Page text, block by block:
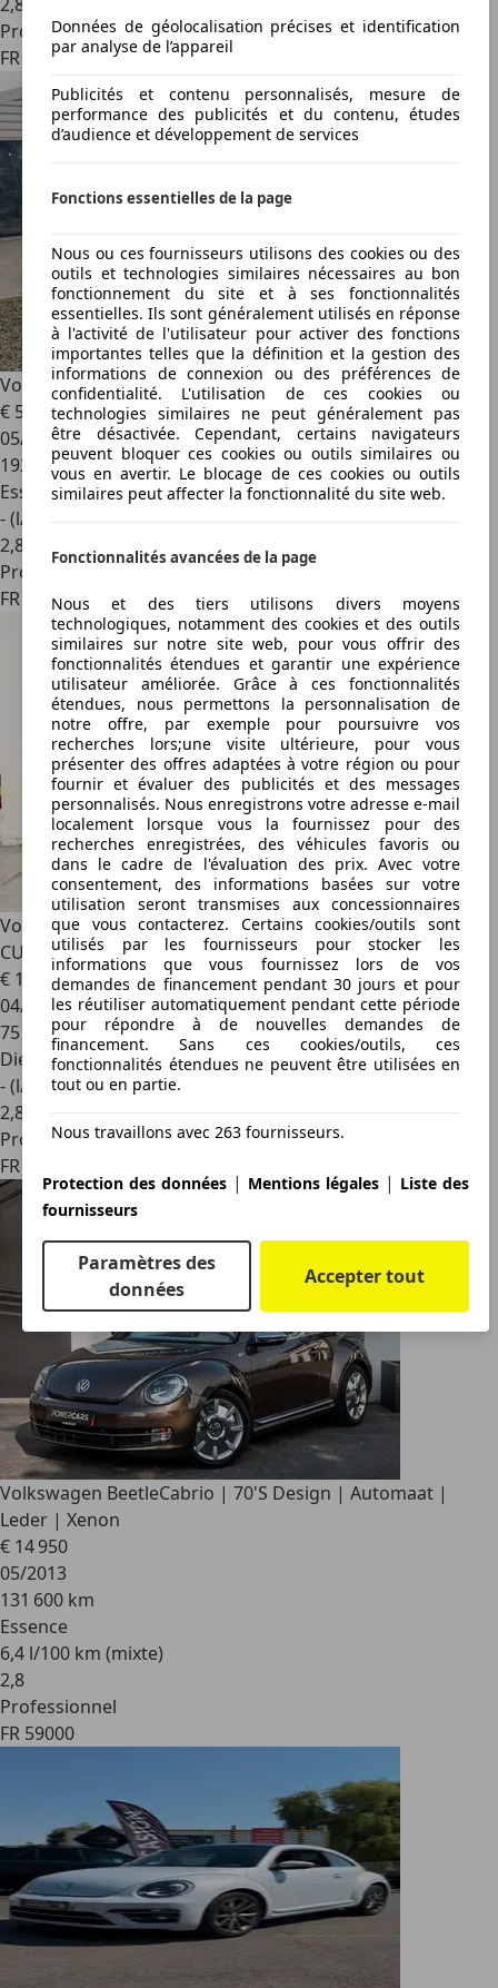
Professionnel
FR 59000
Volkswagen Beetle1.2L TSI 105 CV * REPRISE POSSIBLE *
€ 5 990
05/2013
192 900 km
Essence
- (l/100 km)
2,8
Professionnel
FR 59600
Volkswagen Beetle2.0 TDI 150 cv VINTAGE CABRIOLET /
CUIR / SIÉGE CHAUFFANT
€ 19 990
04/2015
75 000 km
Diesel
- (l/100 km)
2,8
Professionnel
FR 59650
Volkswagen BeetleCabrio | 70'S Design | Automaat |
Leder | Xenon
€ 14 950
05/2013
131 600 km
Essence
6,4 l/100 km (mixte)
2,8
Professionnel
FR 59000
Données de géolocalisation précises et identification
par analyse de l’appareil
Publicités et contenu personnalisés, mesure de
performance des publicités et du contenu, études
d’audience et développement de services
Fonctions essentielles de la page
Nous ou ces fournisseurs utilisons des cookies ou des
outils et technologies similaires nécessaires au bon
fonctionnement du site et à ses fonctionnalités
essentielles. Ils sont généralement utilisés en réponse
à l'activité de l'utilisateur pour activer des fonctions
importantes telles que la définition et la gestion des
informations de connexion ou des préférences de
confidentialité. L'utilisation de ces cookies ou
technologies similaires ne peut généralement pas
être désactivée. Cependant, certains navigateurs
peuvent bloquer ces cookies ou outils similaires ou
vous en avertir. Le blocage de ces cookies ou outils
similaires peut affecter la fonctionnalité du site web.
Fonctionnalités avancées de la page
Nous et des tiers utilisons divers moyens
technologiques, notamment des cookies et des outils
similaires sur notre site web, pour vous offrir des
fonctionnalités étendues et garantir une expérience
utilisateur améliorée. Grâce à ces fonctionnalités
étendues, nous permettons la personnalisation de
notre offre, par exemple pour poursuivre vos
recherches lors;une visite ultérieure, pour vous
présenter des offres adaptées à votre région ou pour
fournir et évaluer des publicités et des messages
personnalisés. Nous enregistrons votre adresse e-mail
localement lorsque vous la fournissez pour des
recherches enregistrées, des véhicules favoris ou
dans le cadre de l'évaluation des prix. Avec votre
consentement, des informations basées sur votre
utilisation seront transmises aux concessionnaires
que vous contacterez. Certains cookies/outils sont
utilisés par les fournisseurs pour stocker les
informations que vous fournissez lors de vos
demandes de financement pendant 30 jours et pour
les réutiliser automatiquement pendant cette période
pour répondre à de nouvelles demandes de
financement. Sans ces cookies/outils, ces
fonctionnalités étendues ne peuvent être utilisées en
tout ou en partie.
Nous travaillons avec 263 fournisseurs.
Protection des données | Mentions légales | Liste des
fournisseurs
Paramètres des
données
Accepter tout